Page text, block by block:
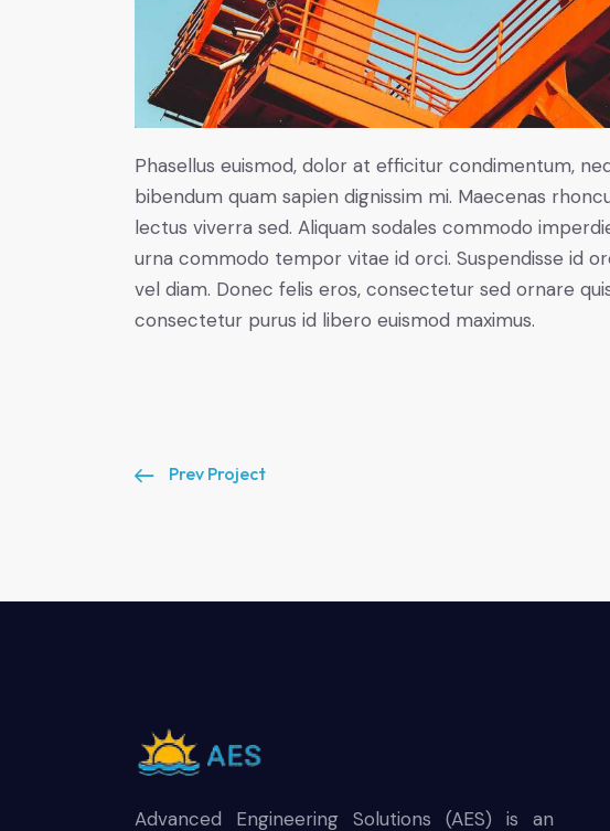
Phasellus euismod, dolor at efficitur condimentum,
bibendum quam sapien dignissim mi. Maecenas
lectus viverra sed. Aliquam sodales commodo
urna commodo tempor vitae id orci. Suspendisse id
vel diam. Donec felis eros, consectetur sed ornare
consectetur purus id libero euismod maximus.
Prev Project
Advanced Engineering Solutions (AES) is an